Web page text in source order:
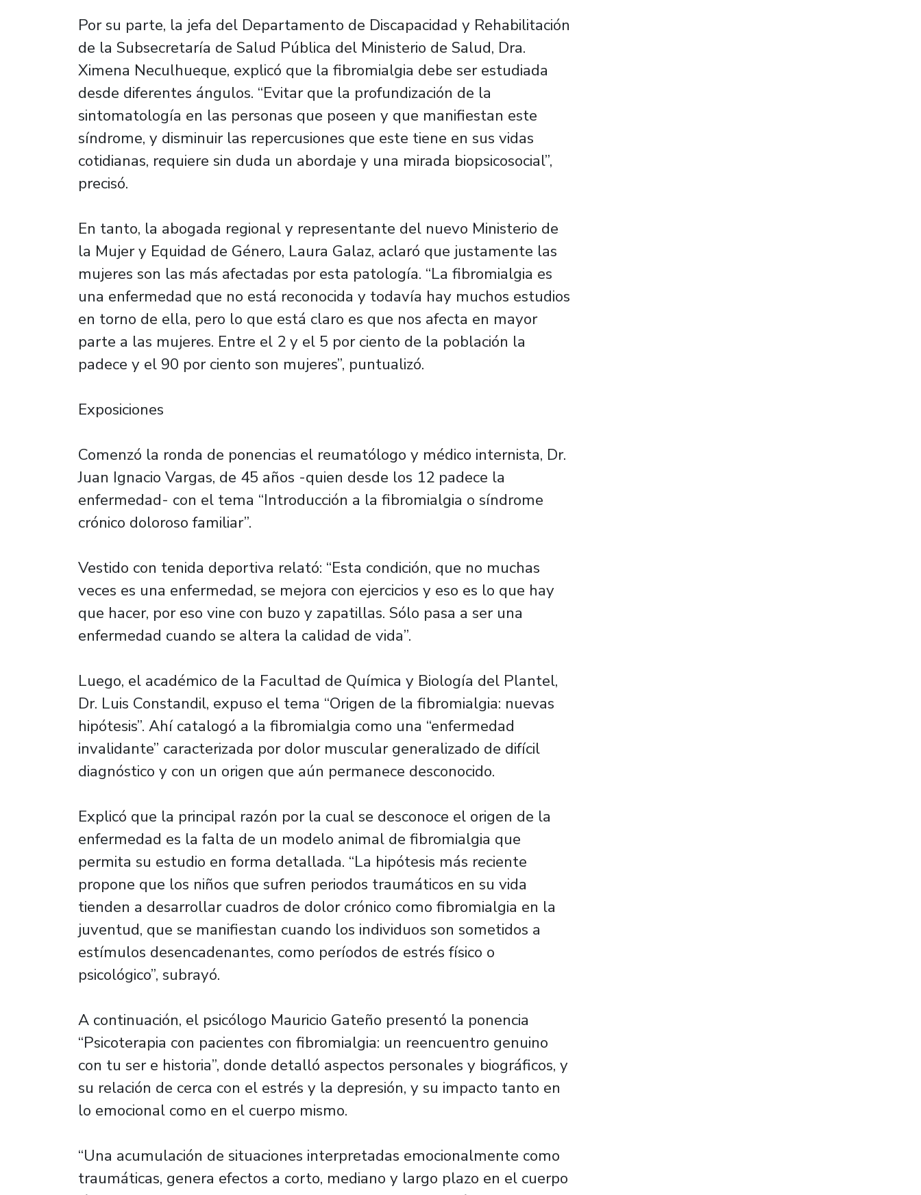
Por su parte, la jefa del Departamento de Discapacidad y Rehabilitación
de la Subsecretaría de Salud Pública del Ministerio de Salud, Dra.
Ximena Neculhueque, explicó que la fibromialgia debe ser estudiada
desde diferentes ángulos. “Evitar que la profundización de la
sintomatología en las personas que poseen y que manifiestan este
síndrome, y disminuir las repercusiones que este tiene en sus vidas
cotidianas, requiere sin duda un abordaje y una mirada biopsicosocial”,
precisó.
En tanto, la abogada regional y representante del nuevo Ministerio de
la Mujer y Equidad de Género, Laura Galaz, aclaró que justamente las
mujeres son las más afectadas por esta patología. “La fibromialgia es
una enfermedad que no está reconocida y todavía hay muchos estudios
en torno de ella, pero lo que está claro es que nos afecta en mayor
parte a las mujeres. Entre el 2 y el 5 por ciento de la población la
padece y el 90 por ciento son mujeres”, puntualizó.
Exposiciones
Comenzó la ronda de ponencias el reumatólogo y médico internista, Dr.
Juan Ignacio Vargas, de 45 años -quien desde los 12 padece la
enfermedad- con el tema “Introducción a la fibromialgia o síndrome
crónico doloroso familiar”.
Vestido con tenida deportiva relató: “Esta condición, que no muchas
veces es una enfermedad, se mejora con ejercicios y eso es lo que hay
que hacer, por eso vine con buzo y zapatillas. Sólo pasa a ser una
enfermedad cuando se altera la calidad de vida”.
Luego, el académico de la Facultad de Química y Biología del Plantel,
Dr. Luis Constandil, expuso el tema “Origen de la fibromialgia: nuevas
hipótesis”. Ahí catalogó a la fibromialgia como una “enfermedad
invalidante” caracterizada por dolor muscular generalizado de difícil
diagnóstico y con un origen que aún permanece desconocido.
Explicó que la principal razón por la cual se desconoce el origen de la
enfermedad es la falta de un modelo animal de fibromialgia que
permita su estudio en forma detallada. “La hipótesis más reciente
propone que los niños que sufren periodos traumáticos en su vida
tienden a desarrollar cuadros de dolor crónico como fibromialgia en la
juventud, que se manifiestan cuando los individuos son sometidos a
estímulos desencadenantes, como períodos de estrés físico o
psicológico”, subrayó.
A continuación, el psicólogo Mauricio Gateño presentó la ponencia
“Psicoterapia con pacientes con fibromialgia: un reencuentro genuino
con tu ser e historia”, donde detalló aspectos personales y biográficos, y
su relación de cerca con el estrés y la depresión, y su impacto tanto en
lo emocional como en el cuerpo mismo.
“Una acumulación de situaciones interpretadas emocionalmente como
traumáticas, genera efectos a corto, mediano y largo plazo en el cuerpo